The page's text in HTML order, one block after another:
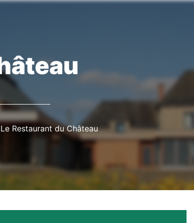
Le Restaurant du Château